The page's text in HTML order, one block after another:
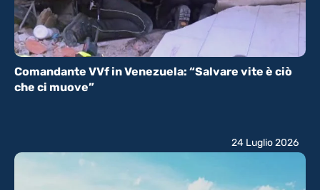
Comandante VVf in Venezuela: “Salvare vite è ciò
che ci muove”
24 Luglio 2026